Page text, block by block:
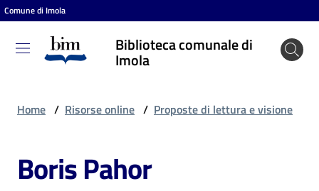
Vai al contenuto
Vai alla navigazione
Vai al footer
Comune di Imola
Biblioteca comunale di
Imola
Biblioteca
comunale
Entra
Home / Risorse online / Proposte di lettura e visione
Boris Pahor